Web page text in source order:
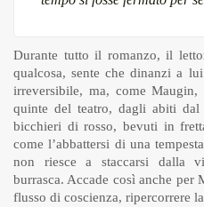
Durante tutto il romanzo, il
qualcosa, sente che dinanzi a
irreversibile, ma, come
quinte del teatro, dagli abiti
bicchieri di rosso, bevuti in
come l’abbattersi di una
non riesce a staccarsi dalla
burrasca. Accade così anche
flusso di coscienza, ripercorrere